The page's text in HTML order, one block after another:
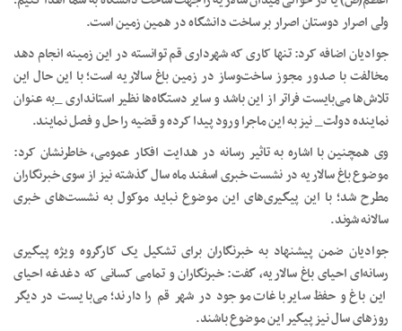
ولی اصرار دوستان اصرار بر ساخت دانشگاه در همین زمین‌ است.
جوادیان اضافه کرد: تنها کاری که شهرداری قم توانسته در این زمینه انجام دهد
مخالفت با صدور مجوز ساخت‌و‌ساز در زمین باغ سالاریه است؛ با این حال این
تلاش‌ها می‌بایست فراتر از این باشد و سایر دستگاه‌ها نظیر استانداری _به عنوان
نماینده دولت_ نیز به این ماجرا ورود پیدا کرده و قضیه را حل و فصل نمایند.
وی همچنین با اشاره به تاثیر رسانه در هدایت افکار عمومی، خاطرنشان کرد:
موضوع باغ سالاریه در نشست خبری اسفند ماه سال گذشته نیز از سوی خبرنگاران
مطرح شد؛ با این پیگیری‌های این موضوع نباید موکول به نشست‌های خبری
سالانه شوند.
جوادیان ضمن پیشنهاد به خبرنگاران برای تشکیل یک کارگروه ویژه پیگیری
رسانه‌ای احیای باغ سالاریه، گفت: خبرنگاران و تمامی کسانی که دغدغه احیای
این باغ و حفظ سایر باغات موجود در شهر قم را دارند؛ می‌بایست در دیگر
روزهای سال نیز پیگیر این موضوع باشند.